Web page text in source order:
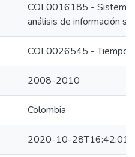
COL0016185 - Sistema
análisis de información
COL0026545 - Tiempo,
2008-2010
Colombia
2020-10-28T16:42:01Z